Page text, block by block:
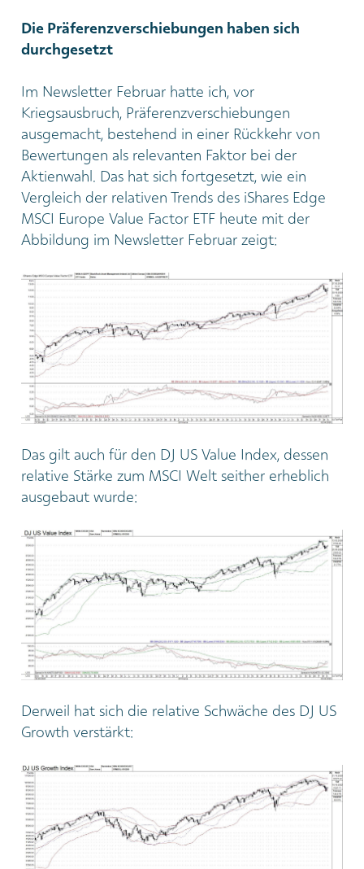
Die Präferenzverschiebungen haben sich
durchgesetzt
Im Newsletter Februar hatte ich, vor
Kriegsausbruch, Präferenzverschiebungen
ausgemacht, bestehend in einer Rückkehr von
Bewertungen als relevanten Faktor bei der
Aktienwahl. Das hat sich fortgesetzt, wie ein
Vergleich der relativen Trends des iShares Edge
MSCI Europe Value Factor ETF heute mit der
Abbildung im Newsletter Februar zeigt:
Das gilt auch für den DJ US Value Index, dessen
relative Stärke zum MSCI Welt seither erheblich
ausgebaut wurde:
Derweil hat sich die relative Schwäche des DJ US
Growth verstärkt: